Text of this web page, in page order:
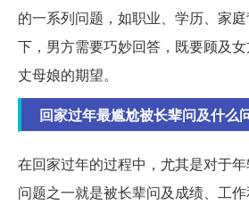
的一系列问题，如职业、学历、家
下，男方需要巧妙回答，既要顾及
丈母娘的期望。
回家过年最尴尬被长辈问及什么
在回家过年的过程中，尤其是对于
问题之一就是被长辈问及成绩、工